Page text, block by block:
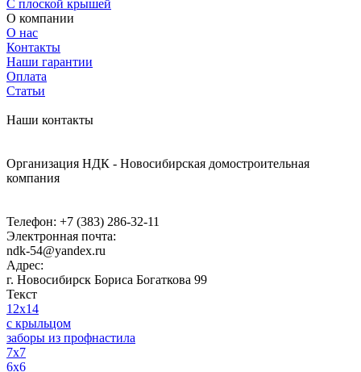
С плоской крышей
О компании
О нас
Контакты
Наши гарантии
Оплата
Статьи
Наши контакты
Организация НДК - Новосибирская домостроительная
компания
Телефон: +7 (383) 286-32-11
Электронная почта:
ndk-54@yandex.ru
Адрес:
г. Новосибирск Бориса Богаткова 99
Текст
12x14
с крыльцом
заборы из профнастила
7x7
6x6